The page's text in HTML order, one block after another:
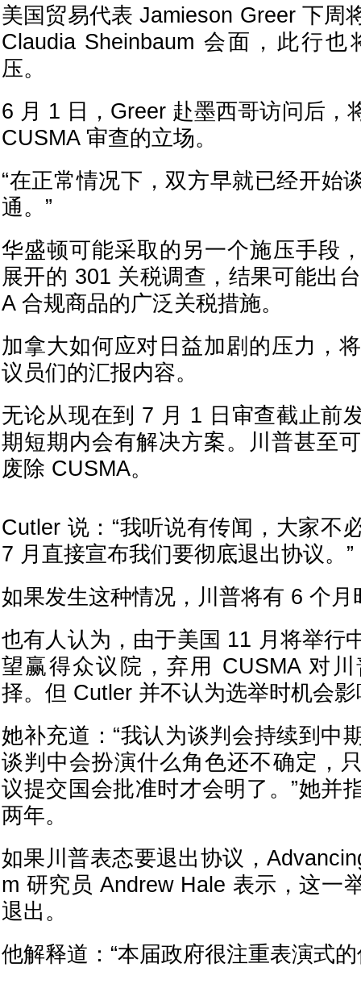
美国贸易代表 Jamieson Greer 下周
Claudia Sheinbaum 会面，此行
压。
6 月 1 日，Greer 赴墨西哥访问后，
CUSMA 审查的立场。
“在正常情况下，双方早就已经开
通。”
华盛顿可能采取的另一个施压手段
展开的 301 关税调查，结果可能出
A 合规商品的广泛关税措施。
加拿大如何应对日益加剧的压力，
议员们的汇报内容。
无论从现在到 7 月 1 日审查截止前
期短期内会有解决方案。川普甚至
废除 CUSMA。
Cutler 说：“我听说有传闻，大家不
7 月直接宣布我们要彻底退出协议。”
如果发生这种情况，川普将有 6 个月
也有人认为，由于美国 11 月将举行
望赢得众议院，弃用 CUSMA 对
择。但 Cutler 并不认为选举时机会
她补充道：“我认为谈判会持续到中
谈判中会扮演什么角色还不确定，
议提交国会批准时才会明了。”她并
两年。
如果川普表态要退出协议，
m 研究员 Andrew Hale 表示，这一
退出。
他解释道：“本届政府很注重表演式